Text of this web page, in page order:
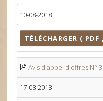
10-08-2018
TÉLÉCHARGER (
Avis d'appel d'offres N°
17-08-2018